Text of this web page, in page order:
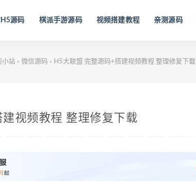
源码 棋派手游源码 视频搭建教程 亲测源码
小站 > 微信源码 > H5大联盟 完整源码+搭建视频教程 整理修复下载
视频教程 整理修复下载